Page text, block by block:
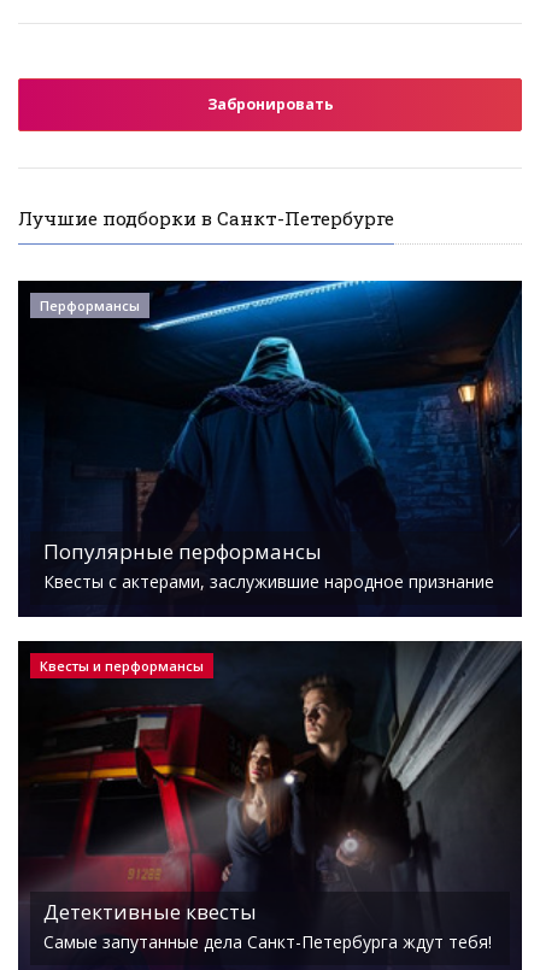
Забронировать
Лучшие подборки в Санкт-Петербурге
Перформансы
Популярные перформансы
Квесты с актерами, заслужившие народное признание
Квесты и перформансы
Детективные квесты
Самые запутанные дела Санкт-Петербурга ждут тебя!